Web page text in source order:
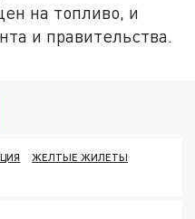
на топливо, и
и правительства.
ЖЕЛТЫЕ ЖИЛЕТЫ